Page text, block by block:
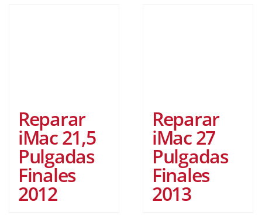
Reparar
iMac 21,5
Pulgadas
Finales
2012
Reparar
iMac 27
Pulgadas
Finales
2013